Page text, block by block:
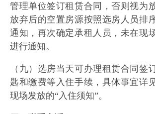
管理单位签订租赁合同，否则视为
放弃后的空置房源按照选房人员排
通知，再次确定承租人员，未在现
进行通知。
（九）选房当天可办理租赁合同签
匙和缴费等入住手续，具体事宜详
现场发放的“入住须知”。